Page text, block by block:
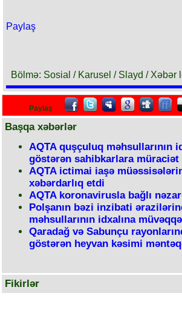
Paylaş
Bölmə: Sosial / Karusel / Slayd / Xəbər
Paylaş
Başqa xəbərlər
AQTA quşçuluq məhsullarının
göstərən sahibkarlara müraciət
AQTA ictimai iaşə
xəbərdarlıq etdi
AQTA koronavirusla bağlı
Polşanın bəzi inzibati
məhsullarının idxalına
Qaradağ və Sabunçu
göstərən heyvan kəsimi
Fikirlər